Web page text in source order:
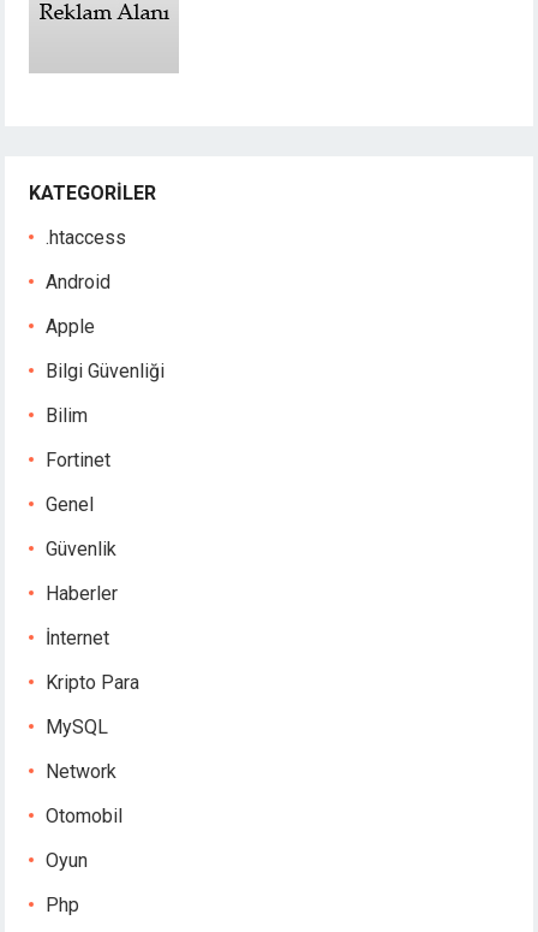
KATEGORILER
.htaccess
Android
Apple
Bilgi Güvenliği
Bilim
Fortinet
Genel
Güvenlik
Haberler
İnternet
Kripto Para
MySQL
Network
Otomobil
Oyun
Php